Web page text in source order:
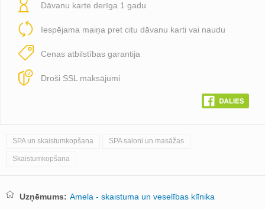
Dāvanu karte derīga 1 gadu
Iespējama maiņa pret citu dāvanu karti vai naudu
Cenas atbilstības garantija
Droši SSL maksājumi
SPA un skaistumkopšana SPA saloni un masāžas
Skaistumkopšana
Uzņēmums: Amela - skaistuma un veselības klīnika